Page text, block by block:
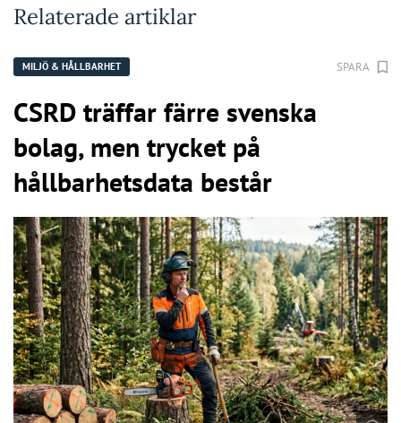
Relaterade artiklar
MILJÖ & HÅLLBARHET SPARA
CSRD träffar färre svenska
bolag, men trycket på
hållbarhetsdata består